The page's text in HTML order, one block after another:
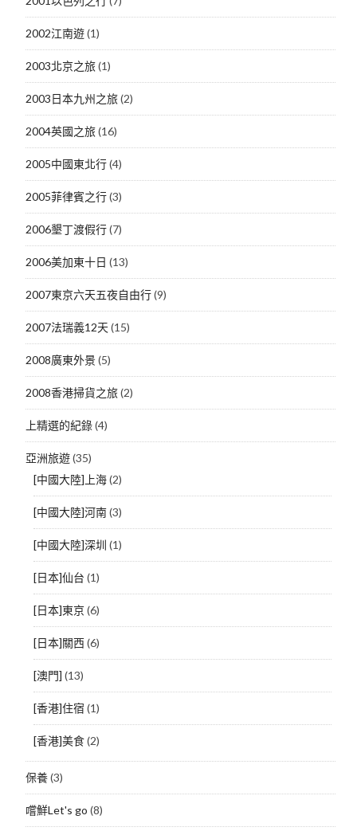
2002江南遊(1)
2003北京之旅(1)
2003日本九州之旅(2)
2004英國之旅(16)
2005中國東北行(4)
2005菲律賓之行(3)
2006墾丁渡假行(7)
2006美加東十日 (13)
2007東京六天五夜自由行(9)
2007法瑞義12天(15)
2008廣東外景(5)
2008香港掃貨之旅(2)
上精選的紀錄(4)
亞洲旅遊(35)
[中國大陸]上海(2)
[中國大陸]河南(3)
[中國大陸]深圳 (1)
[日本]仙台 (1)
[日本]東京(6)
[日本]關西(6)
[澳門] (13)
[香港]住宿 (1)
[香港]美食(2)
保養(3)
嚐鮮Let's go (8)